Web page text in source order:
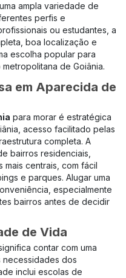
ampla variedade de
perfis e
ou estudantes, a
boa localização e
escolha popular para
de Goiânia.
em Aparecida de
para morar é estratégica
acesso facilitado pelas
completa. A
bairros residenciais,
centrais, com fácil
e parques. Alugar uma
especialmente
bairros antes de decidir
de Vida
contar com uma
dos
inclui escolas de